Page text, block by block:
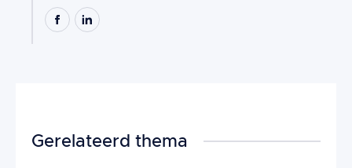
Gerelateerd thema